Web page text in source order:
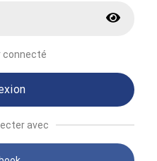
connecté
avec